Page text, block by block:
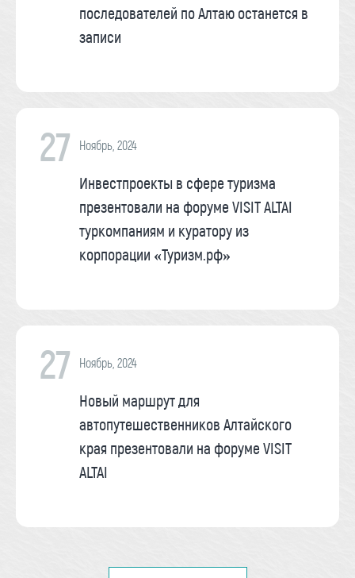
последователей по Алтаю останется в
записи
27 Ноябрь, 2024
Инвестпроекты в сфере туризма
презентовали на форуме VISIT ALTAI
туркомпаниям и куратору из
корпорации «Туризм.рф»
27 Ноябрь, 2024
Новый маршрут для
автопутешественников Алтайского
края презентовали на форуме VISIT
ALTAI